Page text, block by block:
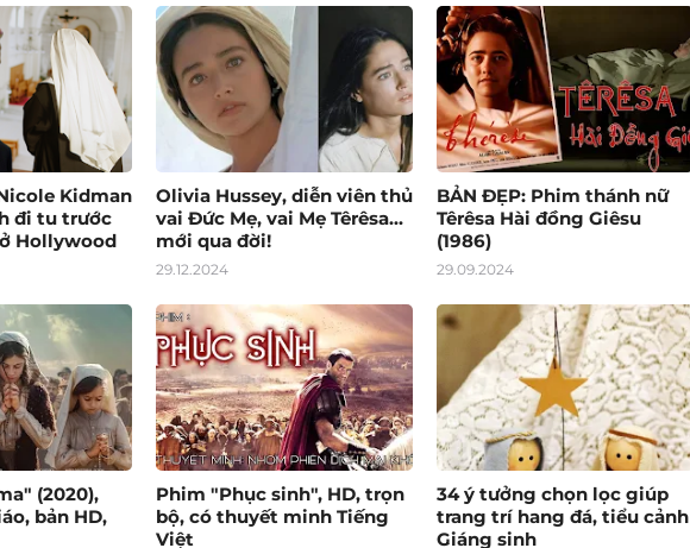
Kidman
đi tu trước
Hollywood
Olivia Hussey, diễn viên thủ
vai Đức Mẹ, vai Mẹ Têrêsa...
mới qua đời!
29.12.2024
BẢN ĐẸP: Phim thánh nữ
Têrêsa Hài đồng Giêsu
(1986)
29.09.2024
(2020),
bản HD,
Phim "Phục sinh", HD, trọn
bộ, có thuyết minh Tiếng
Việt
34 ý tưởng chọn lọc giúp
trang trí hang đá, tiểu cảnh
Giáng sinh